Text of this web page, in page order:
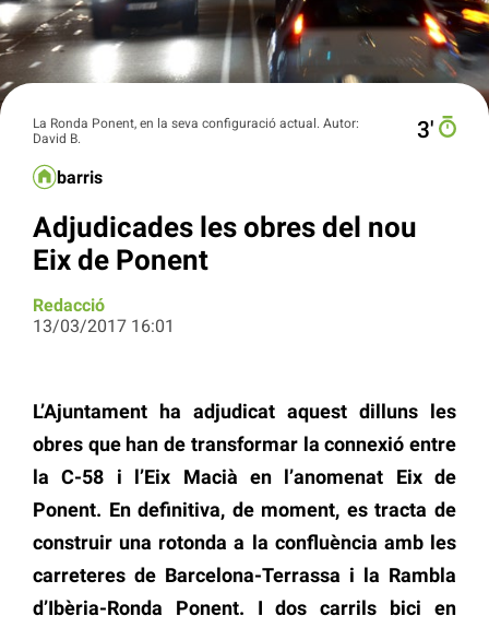
La Ronda Ponent, en la seva configuració actual. Autor:
David B.
3′
barris
Adjudicades les obres del nou
Eix de Ponent
Redacció
13/03/2017 16:01
L’Ajuntament ha adjudicat aquest dilluns les
obres que han de transformar la connexió entre
la C-58 i l’Eix Macià en l’anomenat Eix de
Ponent. En definitiva, de moment, es tracta de
construir una rotonda a la confluència amb les
carreteres de Barcelona-Terrassa i la Rambla
d’Ibèria-Ronda Ponent. I dos carrils bici en